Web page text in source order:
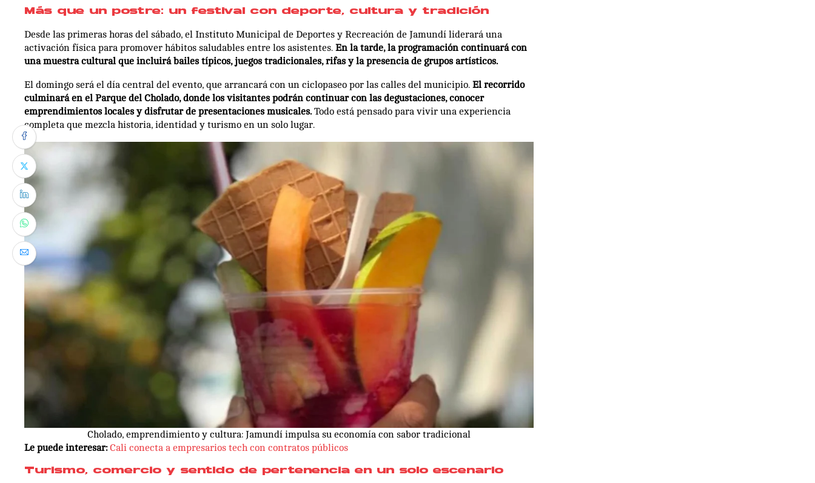
Más que un postre: un festival con deporte, cultura y tradición
Desde las primeras horas del sábado, el Instituto Municipal de Deportes y Recreación de Jamundí liderará una
activación física para promover hábitos saludables entre los asistentes. En la tarde, la programación continuará con
una muestra cultural que incluirá bailes típicos, juegos tradicionales, rifas y la presencia de grupos artísticos.
El domingo será el día central del evento, que arrancará con un ciclopaseo por las calles del municipio. El recorrido
culminará en el Parque del Cholado, donde los visitantes podrán continuar con las degustaciones, conocer
emprendimientos locales y disfrutar de presentaciones musicales. Todo está pensado para vivir una experiencia
completa que mezcla historia, identidad y turismo en un solo lugar.
Cholado, emprendimiento y cultura: Jamundí impulsa su economía con sabor tradicional
Le puede interesar: Cali conecta a empresarios tech con contratos públicos
Turismo, comercio y sentido de pertenencia en un solo escenario